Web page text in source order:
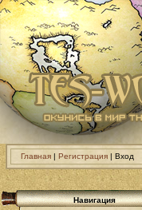
Главная | Регистрация | Вход
Навигация